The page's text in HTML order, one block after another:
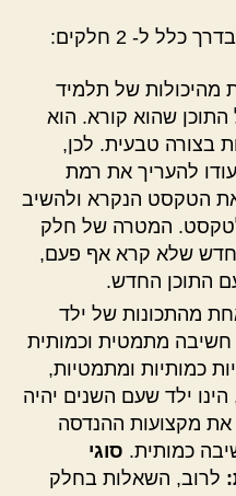
ל- 2 חלקים:
מהיכולות של תלמיד
שהוא קורא. הוא
בצורה טבעית. לכן,
להעריך את רמת
הטקסט הנקרא ולהשיב
לטקסט. המטרה של חלק
חדש שלא קרא אף פעם,
התוכן החדש.
מהתכונות של ילד
חשיבה מתמטית וכמותית
כמותיות ומתמטיות,
ילד שעם השנים יהיה
את מקצועות ההנדסה
כמותית. סוגי
לרוב, השאלות בחלק